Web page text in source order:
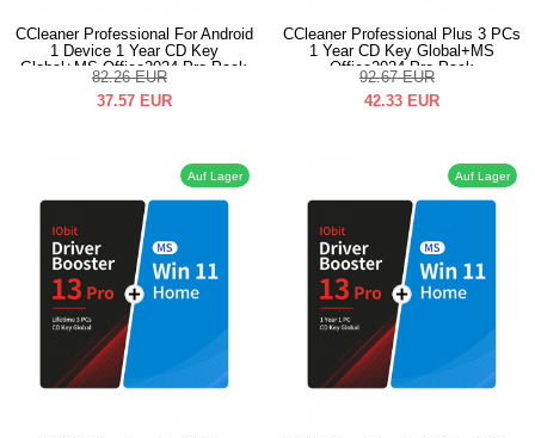
CCleaner Professional For Android
1 Device 1 Year CD Key
Global+MS Office2024 Pro Pack
82.26 EUR
37.57 EUR
CCleaner Professional Plus 3 PCs
1 Year CD Key Global+MS
Office2024 Pro Pack
92.67 EUR
42.33 EUR
Auf Lager Auf Lager